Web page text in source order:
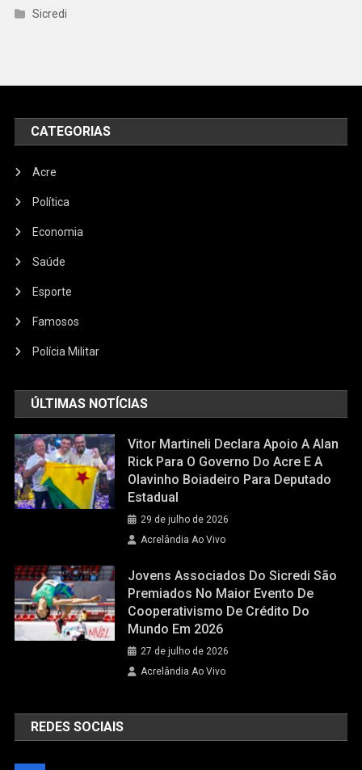
Sicredi
CATEGORIAS
Acre
Política
Economia
Saúde
Esporte
Famosos
Polícia Militar
ÚLTIMAS NOTÍCIAS
Vitor Martineli Declara Apoio A Alan
Rick Para O Governo Do Acre E A
Olavinho Boiadeiro Para Deputado
Estadual
29 de julho de 2026
Acrelândia Ao Vivo
Jovens Associados Do Sicredi São
Premiados No Maior Evento De
Cooperativismo De Crédito Do
Mundo Em 2026
27 de julho de 2026
Acrelândia Ao Vivo
REDES SOCIAIS